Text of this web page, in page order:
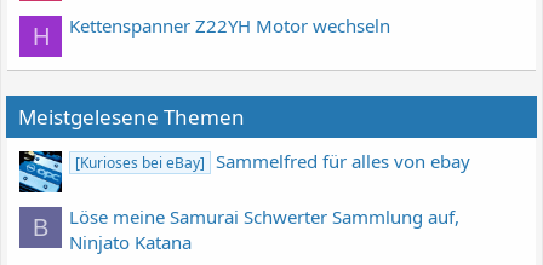
H Kettenspanner Z22YH Motor wechseln
Meistgelesene Themen
[Kurioses bei eBay] Sammelfred für alles von ebay
B
Löse meine Samurai Schwerter Sammlung auf,
Ninjato Katana